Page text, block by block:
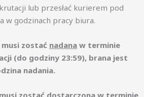
lub przesłać kurierem pod
w godzinach pracy biura.
zostać nadana w terminie
(do godziny 23:59), brana jest
nadania.
zostać dostarczona w terminie